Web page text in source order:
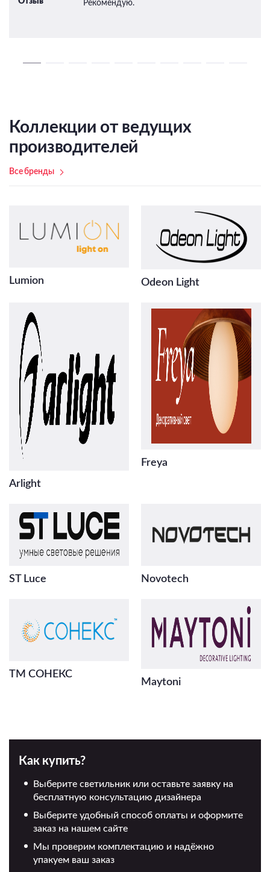
Рекомендую.
Коллекции от ведущих
производителей
Все бренды
Lumion Odeon Light
Arlight
Freya
ST Luce Novotech
ТМ СОНЕКС
Maytoni
Как купить?
Выберите светильник или оставьте заявку на
бесплатную консультацию дизайнера
Выберите удобный способ оплаты и оформите
заказ на нашем сайте
Мы проверим комплектацию и надёжно
упакуем ваш заказ